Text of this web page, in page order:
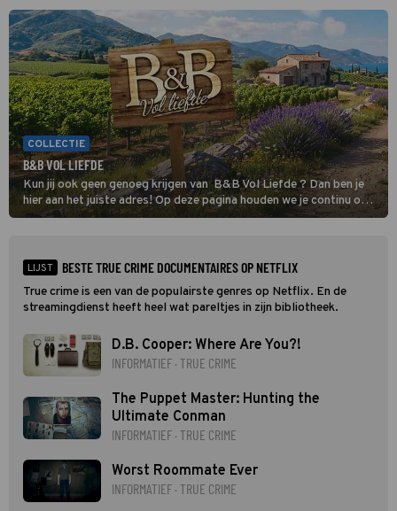
COLLECTIE
B&B VOL LIEFDE
Kun jij ook geen genoeg krijgen van B&B Vol Liefde ? Dan ben je
hier aan het juiste adres! Op deze pagina houden we je continu op
de hoogte van al het nieuws over de datingshow.
LIJST BESTE TRUE CRIME DOCUMENTAIRES OP NETFLIX
True crime is een van de populairste genres op Netflix. En de
streamingdienst heeft heel wat pareltjes in zijn bibliotheek.
D.B. Cooper: Where Are You?!
INFORMATIEF · TRUE CRIME
The Puppet Master: Hunting the
Ultimate Conman
INFORMATIEF · TRUE CRIME
Worst Roommate Ever
INFORMATIEF · TRUE CRIME